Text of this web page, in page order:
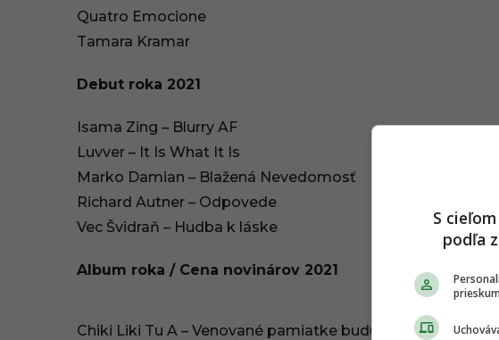
Quatro Emocione
Tamara Kramar
Debut roka 2021
Isama Zing – Blurry AF
Luvver – It Is What It Is
Marko Damian – Blažená Nevedomosť
Richard Autner – Odpovede
Vec Švidraň – Hudba k láske
Album roka / Cena novinárov 2021
Chiki Liki Tu A – Venované pamiatke budúcich zosnulých
S
podľa